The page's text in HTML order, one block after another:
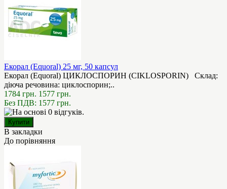
Екорал (Equoral) 25 мг, 50 капсул
Екорал (Equoral) ЦИКЛОСПОРИН (CIKLOSPORIN) Склад:
діюча речовина: циклоспорин;..
1784 грн. 1577 грн.
Без ПДВ: 1577 грн.
В закладки
До порівняння